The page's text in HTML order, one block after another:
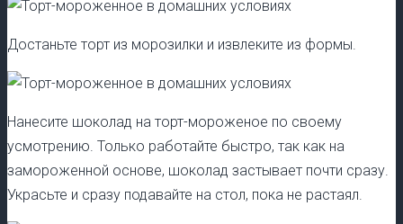
Достаньте торт из морозилки и извлеките из формы.
Нанесите шоколад на торт-мороженое по своему
усмотрению. Только работайте быстро, так как на
замороженной основе, шоколад застывает почти сразу.
Украсьте и сразу подавайте на стол, пока не растаял.